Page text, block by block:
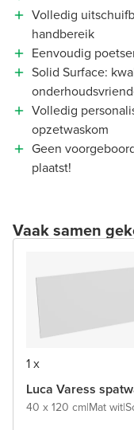
Volledig
handbereik
Eenvoudig
Solid Surface:
Volledig
opzetwaskom
Geen
plaatst!
Vaak samen
1 x
Luca Varess
40 x 120 cm|Mat wit|